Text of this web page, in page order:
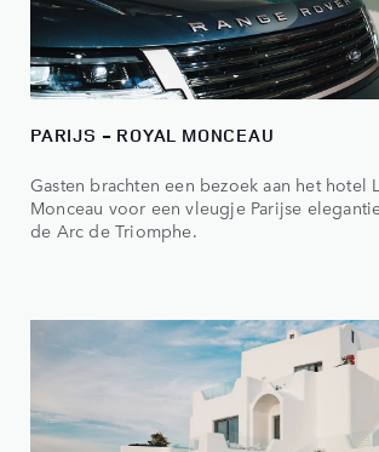
PARIJS - ROYAL MONCEAU
Gasten brachten een bezoek aan het hotel
Monceau voor een vleugje Parijse
de Arc de Triomphe.